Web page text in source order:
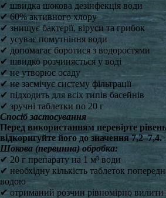
✔ швидка шокова дезінфекція води
✔ 60% активного хлору
✔ знищує бактерії, віруси та грибок
✔ усуває помутніння води
✔ допомагає боротися з водоростями
✔ швидко розчиняється у воді
✔ не утворює осаду
✔ не засмічує систему фільтрації
✔ підходить для всіх типів басейнів
✔ зручні таблетки по 20 г
Спосіб застосування
Перед використанням перевірте
відкоригуйте його до значення 7,2–7,4.
Шокова (первинна) обробка:
✔ 20 г препарату на 1 м³ води
✔ необхідну кількість таблеток
водою
✔ отриманий розчин рівномірно